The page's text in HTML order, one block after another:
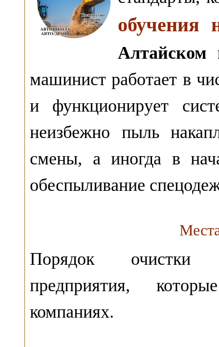
обучения
Алтайском
машинист работает в
и функционирует
неизбежно пыль
смены, а иногда в
обеспыливание
Порядок очистки
предприятия,
компаниях.